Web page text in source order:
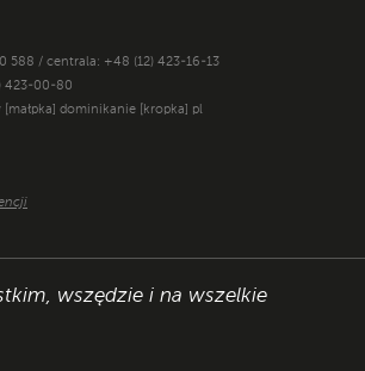
588 / centrala: +48 (12) 423-16-13
423-00-80
dominikanie [kropka] pl
wszędzie i na wszelkie